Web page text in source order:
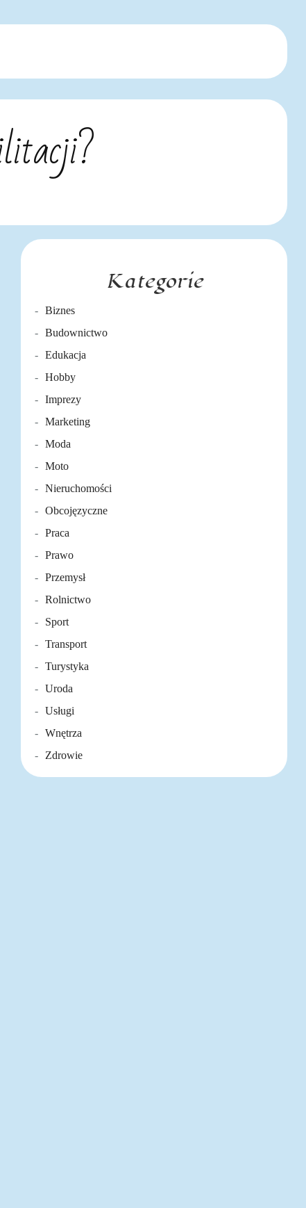
Kategorie
Biznes
Budownictwo
Edukacja
Hobby
Imprezy
Marketing
Moda
Moto
Nieruchomości
Obcojęzyczne
Praca
Prawo
Przemysł
Rolnictwo
Sport
Transport
Turystyka
Uroda
Usługi
Wnętrza
Zdrowie